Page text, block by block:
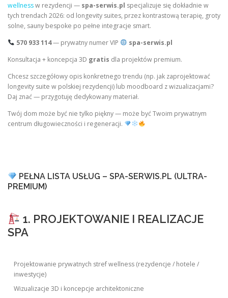
wellnessw rezydencji — spa-serwis.pl specjalizuje się dokładnie w
tych trendach 2026: od longevity suites, przez kontrastową terapię, groty
solne, sauny bespoke po pełne integracje smart.
570 933 114— prywatny numer VIP
spa-serwis.pl
Konsultacja + koncepcja 3D gratis dla projektów premium.
Chcesz szczegółowy opis konkretnego trendu (np. jak zaprojektować
longevity suite w polskiej rezydencji) lub moodboard z wizualizacjami?
Daj znać — przygotuję dedykowany materiał.
Twój dom może być nie tylko piękny — może być Twoim prywatnym
centrum długowieczności i regeneracji.
PEŁNA LISTA USŁUG – SPA-SERWIS.PL (ULTRA-
PREMIUM)
1. PROJEKTOWANIE I REALIZACJE
SPA
Projektowanie prywatnych stref wellness (rezydencje / hotele /
inwestycje)
Wizualizacje 3D i koncepcje architektoniczne